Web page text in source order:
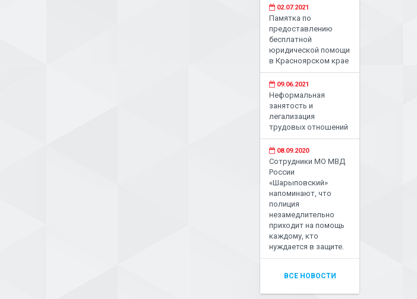
02.07.2021
Памятка по
предоставлению
бесплатной
юридической помощи
в Красноярском крае
09.06.2021
Неформальная
занятость и
легализация
трудовых отношений
08.09.2020
Сотрудники МО МВД
России
«Шарыповский»
напоминают, что
полиция
незамедлительно
приходит на помощь
каждому, кто
нуждается в защите.
ВСЕ НОВОСТИ